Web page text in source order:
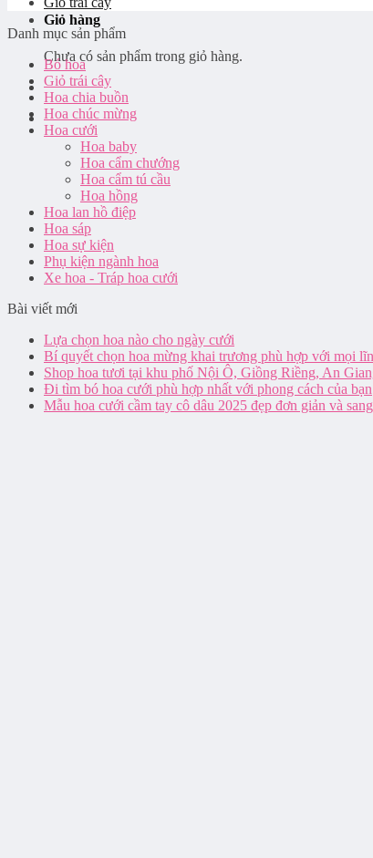
Giỏ hàng
Chưa có sản phẩm trong giỏ hàng.
Danh mục sản phẩm
Bó hoa
Giỏ trái cây
Hoa chia buồn
Hoa chúc mừng
Hoa cưới
Hoa baby
Hoa cẩm chướng
Hoa cẩm tú cầu
Hoa hồng
Hoa lan hồ điệp
Hoa sáp
Hoa sự kiện
Phụ kiện ngành hoa
Xe hoa - Tráp hoa cưới
Bài viết mới
Lựa chọn hoa nào cho ngày cưới
Bí quyết chọn hoa mừng khai trương phù hợp với mọi
Shop hoa tươi tại khu phố Nội Ô, Giồng Riềng, An
Đi tìm bó hoa cưới phù hợp nhất với phong cách của bạn
Mẫu hoa cưới cầm tay cô dâu 2025 đẹp đơn giản và